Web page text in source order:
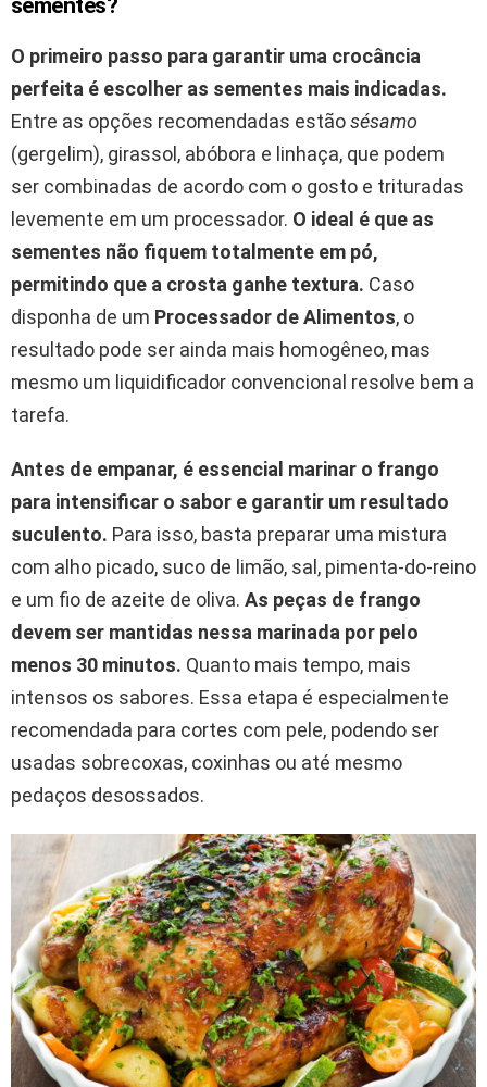
sementes?
O primeiro passo para garantir uma crocância
perfeita é escolher as sementes mais indicadas.
Entre as opções recomendadas estãosésamo
(gergelim), girassol, abóbora e linhaça, que podem
ser combinadas de acordo com o gosto e trituradas
levemente em um processador. O ideal é que as
sementes não fiquem totalmente em pó,
permitindo que a crosta ganhe textura. Caso
disponha de um Processador de Alimentos, o
resultado pode ser ainda mais homogêneo, mas
mesmo um liquidificador convencional resolve bem a
tarefa.
Antes de empanar, é essencial marinar o frango
para intensificar o sabor e garantir um resultado
suculento. Para isso, basta preparar uma mistura
com alho picado, suco de limão, sal, pimenta-do-reino
e um fio de azeite de oliva. As peças de frango
devem ser mantidas nessa marinada por pelo
menos 30 minutos. Quanto mais tempo, mais
intensos os sabores. Essa etapa é especialmente
recomendada para cortes com pele, podendo ser
usadas sobrecoxas, coxinhas ou até mesmo
pedaços desossados.